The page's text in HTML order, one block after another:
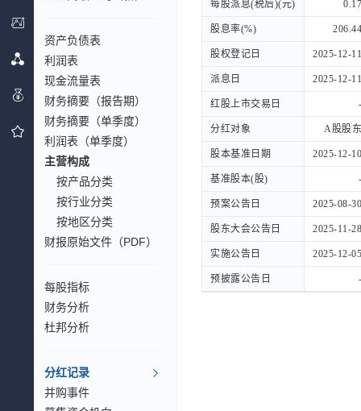
资产负债表
利润表
现金流量表
财务摘要（报告期）
财务摘要（单季度）
利润表（单季度）
主营构成
按产品分类
按行业分类
按地区分类
财报原始文件（PDF）
每股指标
财务分析
杜邦分析
分红记录
并购事件
每股派息(税后)(元) 0.17
股息率(%) 206.44
股权登记日 2025-12-11
派息日 2025-12-11
红股上市交易日 -
分红对象 A股股东
股本基准日期 2025-12-10
基准股本(股) -
预案公告日 2025-08-30
股东大会公告日 2025-11-28
实施公告日 2025-12-05
预披露公告日 -
每股派息(税后)(元)
股息率(%)
股权登记日
派息日
红股上市交易日
分红对象
股本基准日期
基准股本(股)
预案公告日
股东大会公告日
实施公告日
预披露公告日